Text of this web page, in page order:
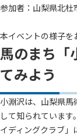
参加者：山梨県北
本イベントの様子を
馬のまち「
てみよう
小淵沢は、山梨県
して知られていま
イディングクラブ」